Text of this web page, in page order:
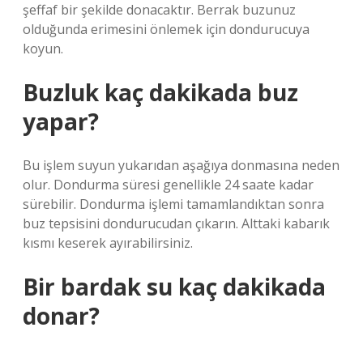
şeffaf bir şekilde donacaktır. Berrak buzunuz
olduğunda erimesini önlemek için dondurucuya
koyun.
Buzluk kaç dakikada buz
yapar?
Bu işlem suyun yukarıdan aşağıya donmasına neden
olur. Dondurma süresi genellikle 24 saate kadar
sürebilir. Dondurma işlemi tamamlandıktan sonra
buz tepsisini dondurucudan çıkarın. Alttaki kabarık
kısmı keserek ayırabilirsiniz.
Bir bardak su kaç dakikada
donar?